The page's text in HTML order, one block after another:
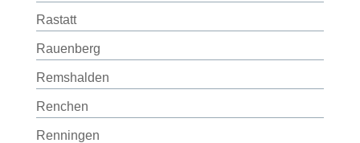
Rastatt
Rauenberg
Remshalden
Renchen
Renningen